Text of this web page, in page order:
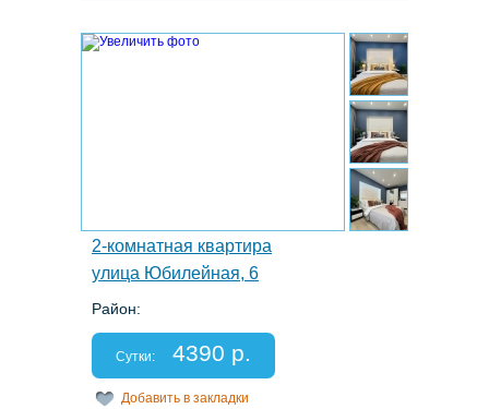
2-комнатная квартира
улица Юбилейная, 6
Район:
Спальных мест: 2+1
Отчетные документы: есть
Сутки: 4390 р.
Добавить в закладки